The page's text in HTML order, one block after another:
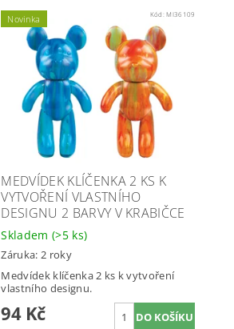
Novinka Kód:MI36109
MEDVÍDEK KLÍČENKA 2 KS K
VYTVOŘENÍ VLASTNÍHO
DESIGNU 2 BARVY V KRABIČCE
Skladem (>5 ks)
Záruka: 2 roky
Medvídek klíčenka 2 ks k vytvoření
vlastního designu.
94 Kč